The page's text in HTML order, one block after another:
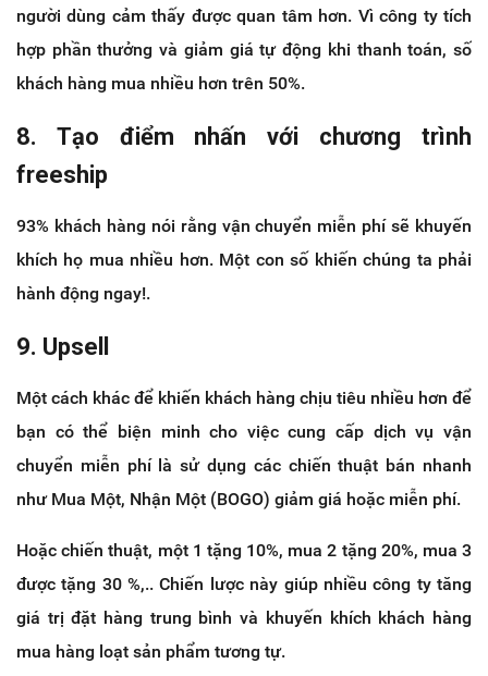
người dùng cảm thấy được quan tâm hơn. Vì công ty tích
hợp phần thưởng và giảm giá tự động khi thanh toán, số
khách hàng mua nhiều hơn trên 50%.
8. Tạo điểm nhấn với chương trình
freeship
93% khách hàng nói rằng vận chuyển miễn phí sẽ khuyến
khích họ mua nhiều hơn. Một con số khiến chúng ta phải
hành động ngay!.
9. Upsell
Một cách khác để khiến khách hàng chịu tiêu nhiều hơn để
bạn có thể biện minh cho việc cung cấp dịch vụ vận
chuyển miễn phí là sử dụng các chiến thuật bán nhanh
như Mua Một, Nhận Một (BOGO) giảm giá hoặc miễn phí.
Hoặc chiến thuật, một 1 tặng 10%, mua 2 tặng 20%, mua 3
được tặng 30 %,.. Chiến lược này giúp nhiều công ty tăng
giá trị đặt hàng trung bình và khuyến khích khách hàng
mua hàng loạt sản phẩm tương tự.